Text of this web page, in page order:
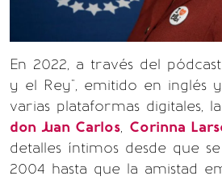
En 2022, a través del
y el Rey", emitido en inglés
varias plataformas digitales,
don Juan Carlos, Corinna
detalles íntimos desde que
2004 hasta que la amistad